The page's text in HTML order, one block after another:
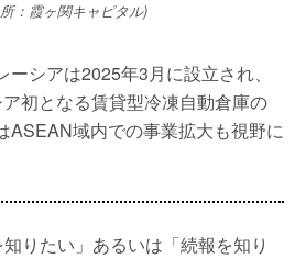
所：霞ヶ関キャピタル)
シアは2025年3月に設立され、
初となる賃貸型冷凍自動倉庫の
ASEAN域内での事業拡大も視野に
りたい」あるいは「続報を知り